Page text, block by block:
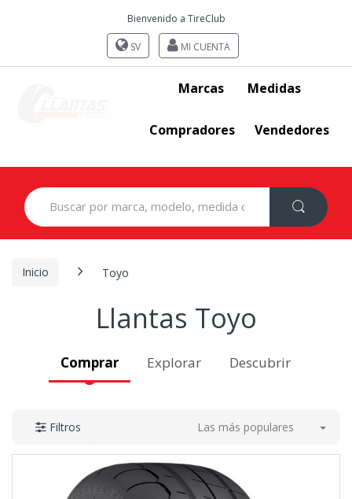
Bienvenido a TireClub
SV MI CUENTA
Marcas Medidas
Compradores Vendedores
Search
for:
Inicio Toyo
Llantas Toyo
Comprar Explorar Descubrir
Filtros Las más populares